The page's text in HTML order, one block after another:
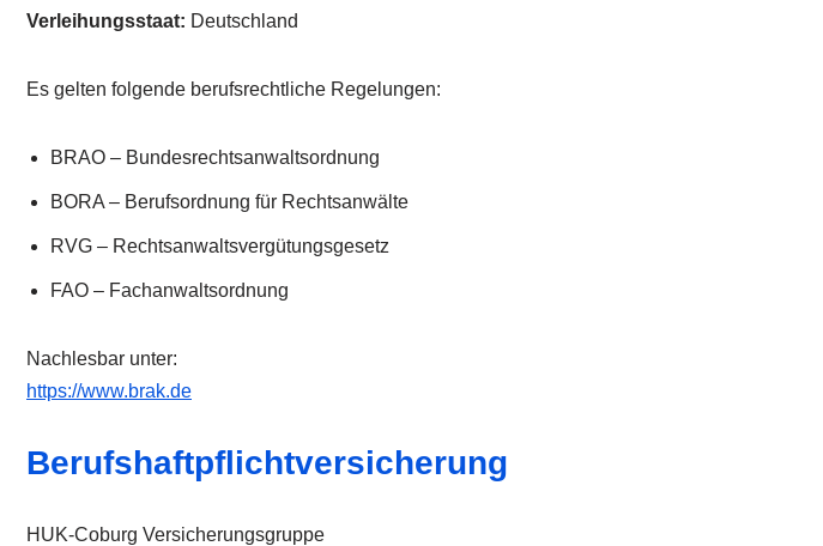
Verleihungsstaat: Deutschland
Es gelten folgende berufsrechtliche Regelungen:
BRAO – Bundesrechtsanwaltsordnung
BORA – Berufsordnung für Rechtsanwälte
RVG – Rechtsanwaltsvergütungsgesetz
FAO – Fachanwaltsordnung
Nachlesbar unter:
https://www.brak.de
Berufshaftpflichtversicherung
HUK-Coburg Versicherungsgruppe